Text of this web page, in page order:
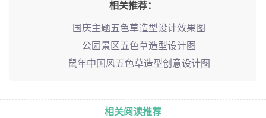
相关推荐：
国庆主题五色草造型设计效果图
公园景区五色草造型设计图
鼠年中国风五色草造型创意设计图
相关阅读推荐